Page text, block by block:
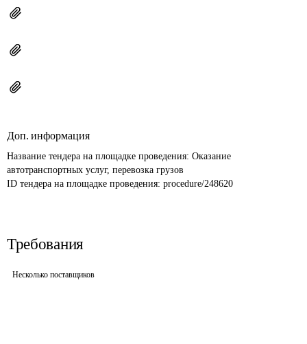
Доп. информация
Название тендера на площадке проведения: Оказание
автотранспортных услуг, перевозка грузов
ID тендера на площадке проведения: procedure/248620
Требования
Несколько поставщиков